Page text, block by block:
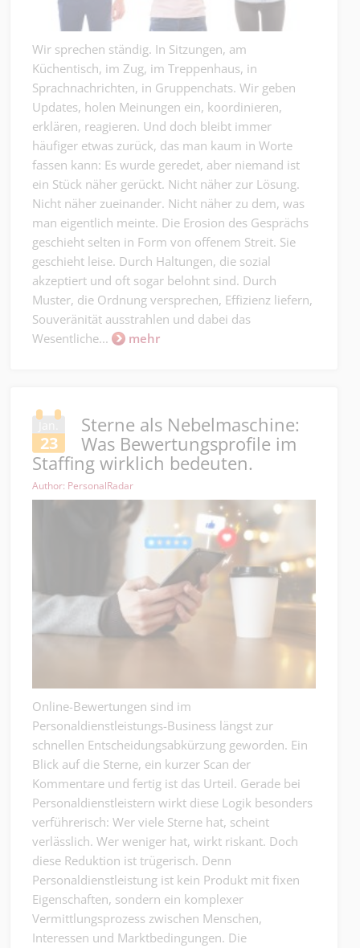
Wir sprechen ständig. In Sitzungen, am
Küchentisch, im Zug, im Treppenhaus, in
Sprachnachrichten, in Gruppenchats. Wir geben
Updates, holen Meinungen ein, koordinieren,
erklären, reagieren. Und doch bleibt immer
häufiger etwas zurück, das man kaum in Worte
fassen kann: Es wurde geredet, aber niemand ist
ein Stück näher gerückt. Nicht näher zur Lösung.
Nicht näher zueinander. Nicht näher zu dem, was
man eigentlich meinte. Die Erosion des Gesprächs
geschieht selten in Form von offenem Streit. Sie
geschieht leise. Durch Haltungen, die sozial
akzeptiert und oft sogar belohnt sind. Durch
Muster, die Ordnung versprechen, Effizienz liefern,
Souveränität ausstrahlen und dabei das
Wesentliche...
mehr
Jan.
23
Sterne als Nebelmaschine:
Was Bewertungsprofile im
Staffing wirklich bedeuten.
Author: PersonalRadar
Online-Bewertungen sind im
Personaldienstleistungs-Business längst zur
schnellen Entscheidungsabkürzung geworden. Ein
Blick auf die Sterne, ein kurzer Scan der
Kommentare und fertig ist das Urteil. Gerade bei
Personaldienstleistern wirkt diese Logik besonders
verführerisch: Wer viele Sterne hat, scheint
verlässlich. Wer weniger hat, wirkt riskant. Doch
diese Reduktion ist trügerisch. Denn
Personaldienstleistung ist kein Produkt mit fixen
Eigenschaften, sondern ein komplexer
Vermittlungsprozess zwischen Menschen,
Interessen und Marktbedingungen. Die